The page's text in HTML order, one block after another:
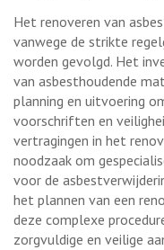
Het renoveren van
vanwege de strikte
worden gevolgd. Het
van asbesthoudende
planning en uitvoering
voorschriften en
vertragingen in het
noodzaak om
voor de
het plannen van een
deze complexe
zorgvuldige en veilige